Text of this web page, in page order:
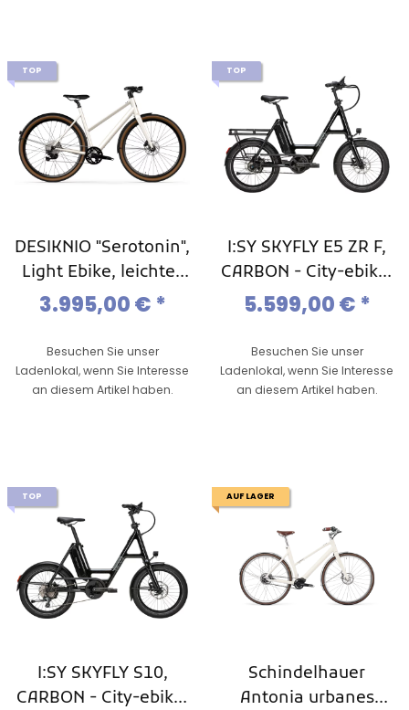
TOP
DESIKNIO "Serotonin",
Light Ebike, leichtes
Urban-Ebike Modell
3.995,00 € *
Besuchen Sie unser
Ladenlokal, wenn Sie Interesse
an diesem Artikel haben.
TOP
I:SY SKYFLY E5 ZR F,
CARBON - City-ebike,
Kompakt-Ebike, Mod.
5.599,00 € *
Besuchen Sie unser
Ladenlokal, wenn Sie Interesse
an diesem Artikel haben.
TOP
I:SY SKYFLY S10,
CARBON - City-ebike,
AUF LAGER
Schindelhauer
Antonia urbanes